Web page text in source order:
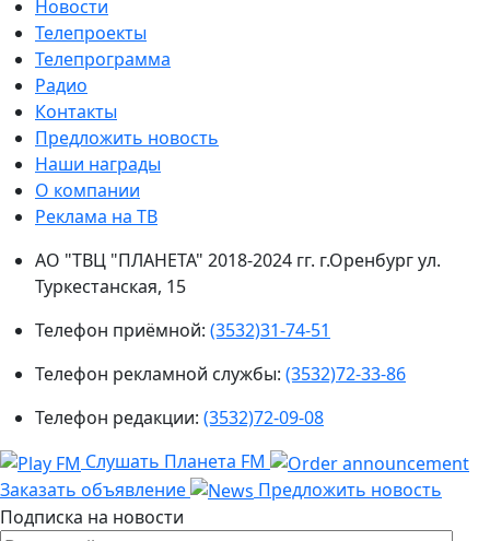
Новости
Телепроекты
Телепрограмма
Радио
Контакты
Предложить новость
Наши награды
О компании
Реклама на ТВ
АО "ТВЦ "ПЛАНЕТА" 2018-2024 гг. г.Оренбург ул.
Туркестанская, 15
Телефон приёмной: (3532)31-74-51
Телефон рекламной службы: (3532)72-33-86
Телефон редакции: (3532)72-09-08
Слушать Планета FM
Заказать объявление
Предложить новость
Подписка на новости